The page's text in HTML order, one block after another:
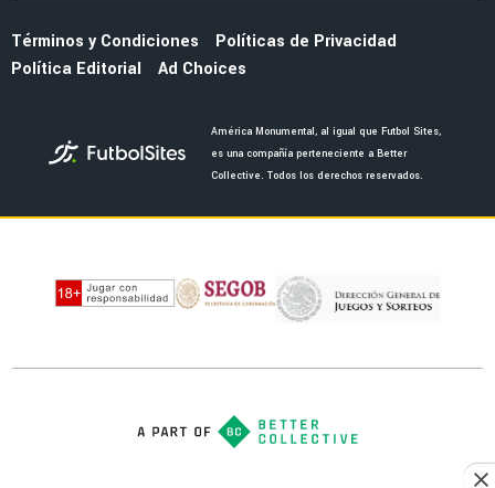
Términos y Condiciones
Políticas de Privacidad
Política Editorial
Ad Choices
América Monumental, al igual que Futbol Sites,
es una compañía perteneciente a Better
Collective. Todos los derechos reservados.